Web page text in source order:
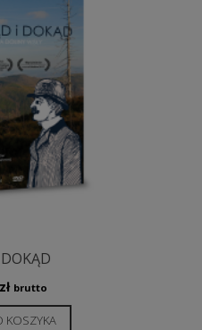
zł brutto
KOSZYKA